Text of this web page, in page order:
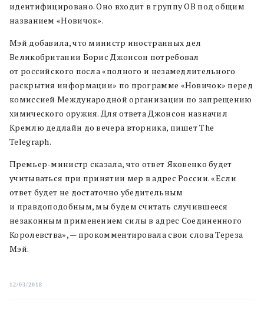
идентифицировано. Оно входит в группу ОВ под общим
названием «Новичок».
Мэй добавила, что министр иностранных дел
Великобритании Борис Джонсон потребовал
от российского посла «полного и незамедлительного
раскрытия информации» по программе «Новичок» перед
комиссией Международной организации по запрещению
химического оружия. Для ответа Джонсон назначил
Кремлю дедлайн до вечера вторника, пишет The
Telegraph.
Премьер-министр сказала, что ответ Яковенко будет
учитываться при принятии мер в адрес России. «Если
ответ будет не достаточно убедительным
и правдоподобным, мы будем считать случившееся
незаконным применением силы в адрес Соединенного
Королевства», — прокомментировала свои слова Тереза
Мэй.
12/03/2018